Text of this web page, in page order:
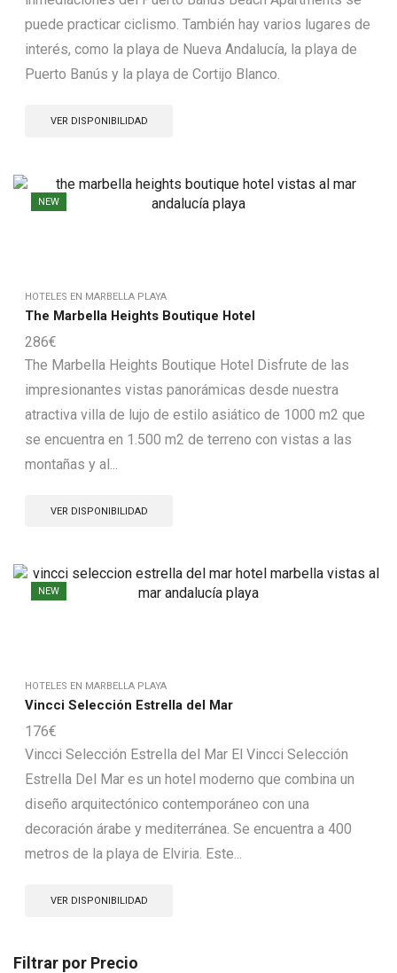
puede practicar ciclismo. También hay varios lugares de
interés, como la playa de Nueva Andalucía, la playa de
Puerto Banús y la playa de Cortijo Blanco.
VER DISPONIBILIDAD
NEW
HOTELES EN MARBELLA PLAYA
The Marbella Heights Boutique Hotel
286€
The Marbella Heights Boutique Hotel Disfrute de las
impresionantes vistas panorámicas desde nuestra
atractiva villa de lujo de estilo asiático de 1000 m2 que
se encuentra en 1.500 m2 de terreno con vistas a las
montañas y al...
VER DISPONIBILIDAD
NEW
HOTELES EN MARBELLA PLAYA
Vincci Selección Estrella del Mar
176€
Vincci Selección Estrella del Mar El Vincci Selección
Estrella Del Mar es un hotel moderno que combina un
diseño arquitectónico contemporáneo con una
decoración árabe y mediterránea. Se encuentra a 400
metros de la playa de Elviria. Este...
VER DISPONIBILIDAD
Filtrar por Precio